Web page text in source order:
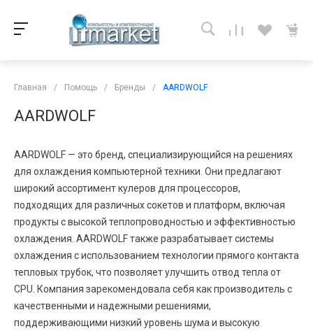
Главная / Помощь / Бренды / AARDWOLF
AARDWOLF
AARDWOLF — это бренд, специализирующийся на решениях
для охлаждения компьютерной техники. Они предлагают
широкий ассортимент кулеров для процессоров,
подходящих для различных сокетов и платформ, включая
продукты с высокой теплопроводностью и эффективностью
охлаждения. AARDWOLF также разрабатывает системы
охлаждения с использованием технологии прямого контакта
тепловых трубок, что позволяет улучшить отвод тепла от
CPU. Компания зарекомендовала себя как производитель с
качественными и надежными решениями,
поддерживающими низкий уровень шума и высокую